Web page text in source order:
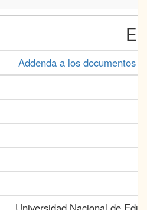
Addenda a los documentos